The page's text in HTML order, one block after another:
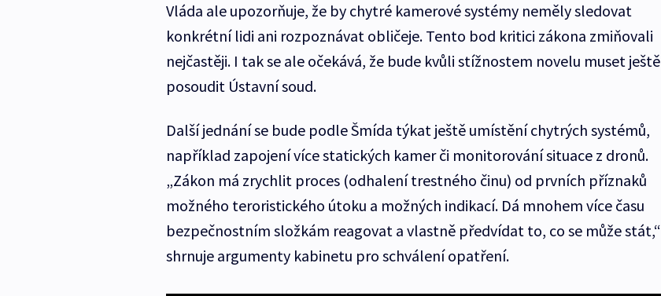
Vláda ale upozorňuje, že by chytré kamerové systémy neměly sledovat
konkrétní lidi ani rozpoznávat obličeje. Tento bod kritici zákona zmiňovali
nejčastěji. I tak se ale očekává, že bude kvůli stížnostem novelu muset ještě
posoudit Ústavní soud.
Další jednání se bude podle Šmída týkat ještě umístění chytrých systémů,
například zapojení více statických kamer či monitorování situace z dronů.
„Zákon má zrychlit proces (odhalení trestného činu) od prvních příznaků
možného teroristického útoku a možných indikací. Dá mnohem více času
bezpečnostním složkám reagovat a vlastně předvídat to, co se může stát,“
shrnuje argumenty kabinetu pro schválení opatření.